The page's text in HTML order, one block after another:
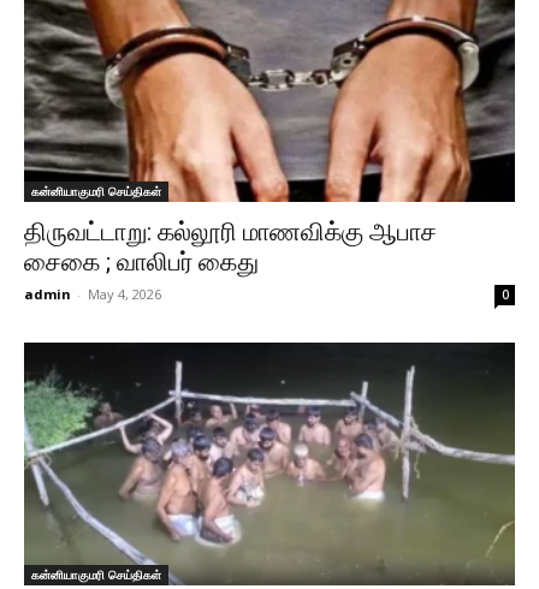
கன்னியாகுமரி செய்திகள்
திருவட்டாறு: கல்லூரி மாணவிக்கு ஆபாச
சைகை ; வாலிபர் கைது
admin - May 4, 2026 0
கன்னியாகுமரி செய்திகள்